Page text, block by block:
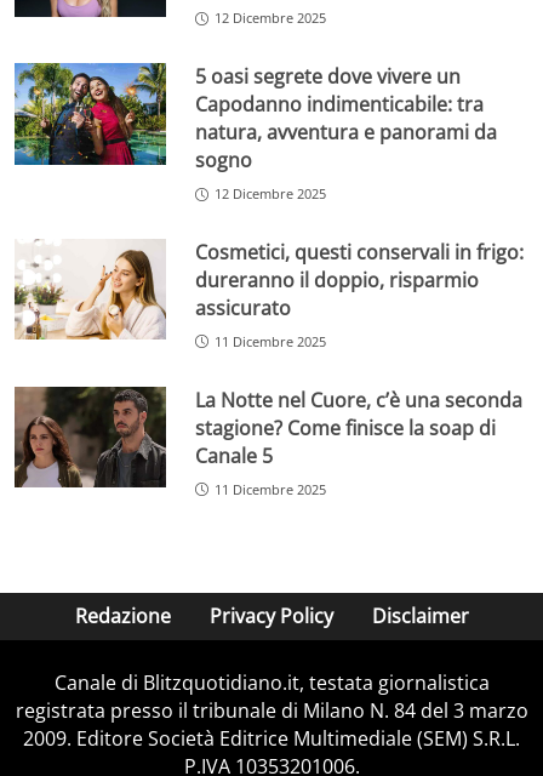
12 Dicembre 2025
5 oasi segrete dove vivere un
Capodanno indimenticabile: tra
natura, avventura e panorami da
sogno
12 Dicembre 2025
Cosmetici, questi conservali in frigo:
dureranno il doppio, risparmio
assicurato
11 Dicembre 2025
La Notte nel Cuore, c’è una seconda
stagione? Come finisce la soap di
Canale 5
11 Dicembre 2025
Redazione Privacy Policy Disclaimer
Canale di Blitzquotidiano.it, testata giornalistica
registrata presso il tribunale di Milano N. 84 del 3 marzo
2009. Editore Società Editrice Multimediale (SEM) S.R.L.
P.IVA 10353201006.